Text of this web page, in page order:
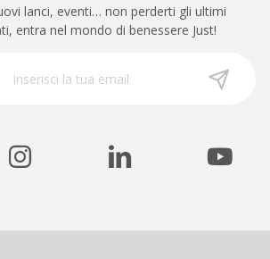
lanci, eventi… non perderti gli ultimi
entra nel mondo di benessere Just!